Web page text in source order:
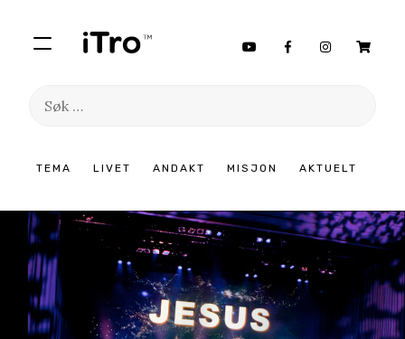
TEMA LIVET ANDAKT MISJON AKTUELT
Søk
innhold